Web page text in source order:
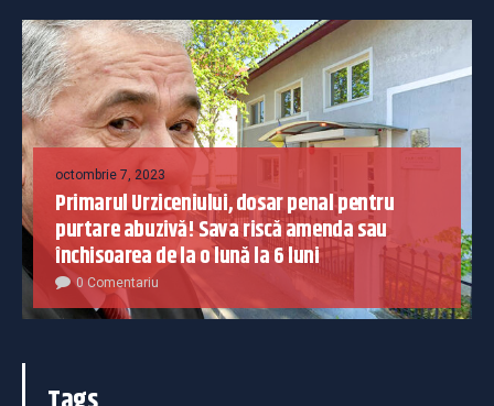
octombrie 7, 2023
Primarul Urziceniului, dosar penal pentru
purtare abuzivă! Sava riscă amenda sau
închisoarea de la o lună la 6 luni
0 Comentariu